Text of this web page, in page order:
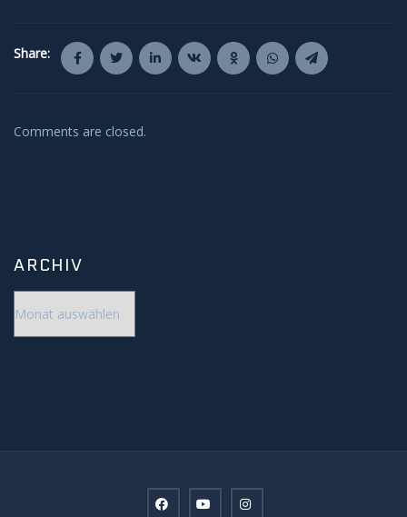
Share:
Comments are closed.
ARCHIV